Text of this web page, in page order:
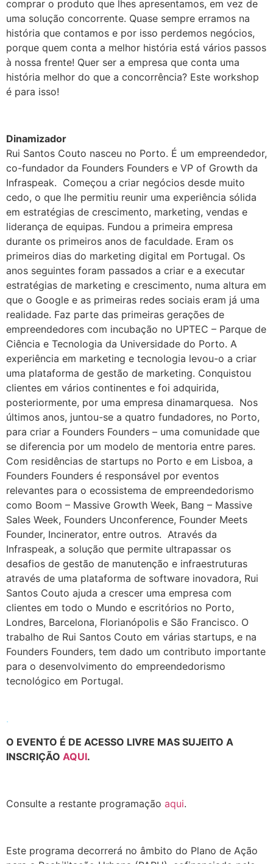
comprar o produto que lhes apresentamos, em vez de
uma solução concorrente. Quase sempre erramos na
história que contamos e por isso perdemos negócios,
porque quem conta a melhor história está vários passos
à nossa frente! Quer ser a empresa que conta uma
história melhor do que a concorrência? Este workshop
é para isso!
Dinamizador
Rui Santos Couto nasceu no Porto. É um empreendedor,
co-fundador da Founders Founders e VP of Growth da
Infraspeak. Começou a criar negócios desde muito
cedo, o que lhe permitiu reunir uma experiência sólida
em estratégias de crescimento, marketing, vendas e
liderança de equipas. Fundou a primeira empresa
durante os primeiros anos de faculdade. Eram os
primeiros dias do marketing digital em Portugal. Os
anos seguintes foram passados a criar e a executar
estratégias de marketing e crescimento, numa altura em
que o Google e as primeiras redes sociais eram já uma
realidade. Faz parte das primeiras gerações de
empreendedores com incubação no UPTEC – Parque de
Ciência e Tecnologia da Universidade do Porto. A
experiência em marketing e tecnologia levou-o a criar
uma plataforma de gestão de marketing. Conquistou
clientes em vários continentes e foi adquirida,
posteriormente, por uma empresa dinamarquesa. Nos
últimos anos, juntou-se a quatro fundadores, no Porto,
para criar a Founders Founders – uma comunidade que
se diferencia por um modelo de mentoria entre pares.
Com residências de startups no Porto e em Lisboa, a
Founders Founders é responsável por eventos
relevantes para o ecossistema de empreendedorismo
como Boom – Massive Growth Week, Bang – Massive
Sales Week, Founders Unconference, Founder Meets
Founder, Incinerator, entre outros. Através da
Infraspeak, a solução que permite ultrapassar os
desafios de gestão de manutenção e infraestruturas
através de uma plataforma de software inovadora, Rui
Santos Couto ajuda a crescer uma empresa com
clientes em todo o Mundo e escritórios no Porto,
Londres, Barcelona, Florianópolis e São Francisco. O
trabalho de Rui Santos Couto em várias startups, e na
Founders Founders, tem dado um contributo importante
para o desenvolvimento do empreendedorismo
tecnológico em Portugal.
.
O EVENTO É DE ACESSO LIVRE MAS SUJEITO A
INSCRIÇÃO AQUI.
Consulte a restante programação aqui.
Este programa decorrerá no âmbito do Plano de Ação